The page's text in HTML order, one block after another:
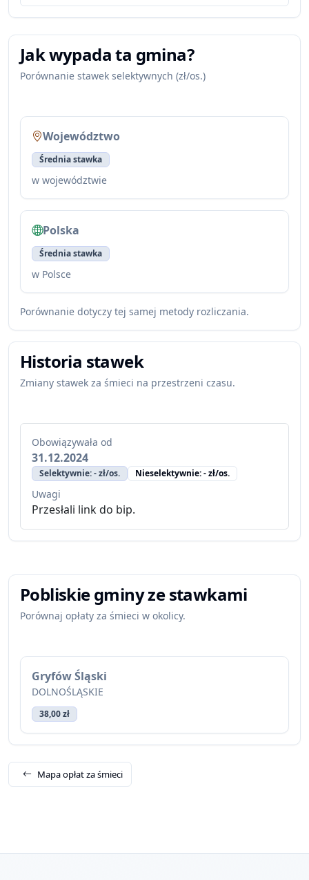
Jak wypada ta gmina?
Porównanie stawek selektywnych (zł/os.)
Województwo
Średnia stawka
w województwie
Polska
Średnia stawka
w Polsce
Porównanie dotyczy tej samej metody rozliczania.
Historia stawek
Zmiany stawek za śmieci na przestrzeni czasu.
Obowiązywała od
31.12.2024
Selektywnie: - zł/os. Nieselektywnie: - zł/os.
Uwagi
Przesłali link do bip.
Pobliskie gminy ze stawkami
Porównaj opłaty za śmieci w okolicy.
Gryfów Śląski
DOLNOŚLĄSKIE
38,00 zł
Mapa opłat za śmieci